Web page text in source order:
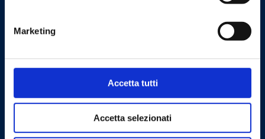
Marketing
Accetta tutti
Accetta selezionati
Cookie Policy Privacy Policy